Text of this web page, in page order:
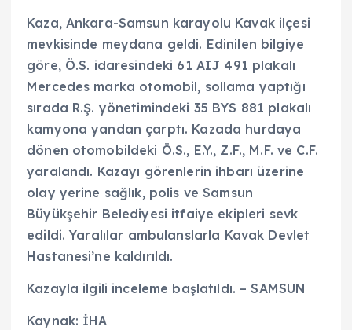
Kaza, Ankara-Samsun karayolu Kavak ilçesi
mevkisinde meydana geldi. Edinilen bilgiye
göre, Ö.S. idaresindeki 61 AIJ 491 plakalı
Mercedes marka otomobil, sollama yaptığı
sırada R.Ş. yönetimindeki 35 BYS 881 plakalı
kamyona yandan çarptı. Kazada hurdaya
dönen otomobildeki Ö.S., E.Y., Z.F., M.F. ve C.F.
yaralandı. Kazayı görenlerin ihbarı üzerine
olay yerine sağlık, polis ve Samsun
Büyükşehir Belediyesi itfaiye ekipleri sevk
edildi. Yaralılar ambulanslarla Kavak Devlet
Hastanesi’ne kaldırıldı.
Kazayla ilgili inceleme başlatıldı. – SAMSUN
Kaynak: İHA